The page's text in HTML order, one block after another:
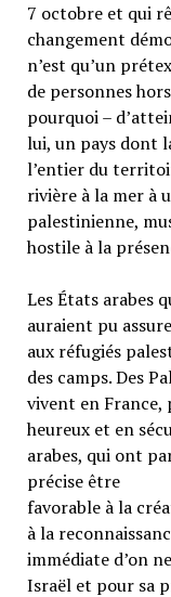
7 octobre et qui
changement
n’est qu’un
de personnes
pourquoi –
lui, un pays dont
l’entier du
rivière à la mer à
palestinienne,
hostile à la
Les États arabes
auraient pu
aux réfugiés
des camps. Des
vivent en
heureux et en
arabes, qui ont
précise être
favorable à la
à la
immédiate d’on
Israël et pour sa